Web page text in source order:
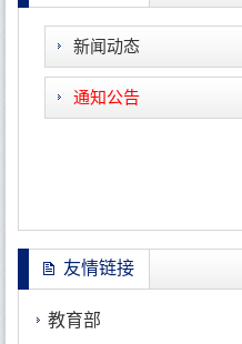
新闻动态
通知公告
友情链接
教育部